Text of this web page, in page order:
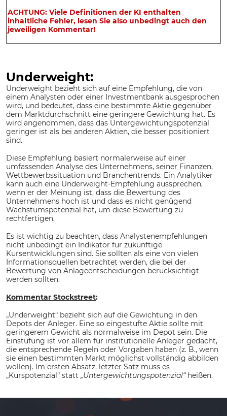
ACHTUNG: Viele Definitionen der KI enthalten
inhaltliche Fehler, lesen Sie also unbedingt auch den
jeweiligen Kommentar!
Underweight:
Underweight bezieht sich auf eine Empfehlung, die von
einem Analysten oder einer Investmentbank ausgesprochen
wird, und bedeutet, dass eine bestimmte Aktie gegenüber
dem Marktdurchschnitt eine geringere Gewichtung hat. Es
wird angenommen, dass das Untergewichtungspotenzial
geringer ist als bei anderen Aktien, die besser positioniert
sind.
Diese Empfehlung basiert normalerweise auf einer
umfassenden Analyse des Unternehmens, seiner Finanzen,
Wettbewerbssituation und Branchentrends. Ein Analytiker
kann auch eine Underweight-Empfehlung aussprechen,
wenn er der Meinung ist, dass die Bewertung des
Unternehmens hoch ist und dass es nicht genügend
Wachstumspotenzial hat, um diese Bewertung zu
rechtfertigen.
Es ist wichtig zu beachten, dass Analystenempfehlungen
nicht unbedingt ein Indikator für zukünftige
Kursentwicklungen sind. Sie sollten als eine von vielen
Informationsquellen betrachtet werden, die bei der
Bewertung von Anlageentscheidungen berücksichtigt
werden sollten.
Kommentar Stockstreet:
„Underweight“ bezieht sich auf die Gewichtung in den
Depots der Anleger. Eine so eingestufte Aktie sollte mit
geringerem Gewicht als normalweise im Depot sein. Die
Einstufung ist vor allem für institutionelle Anleger gedacht,
die entsprechende Regeln oder Vorgaben haben (z. B., wenn
sie einen bestimmten Markt möglichst vollständig abbilden
wollen). Im ersten Absatz, letzter Satz muss es
„Kurspotenzial“ statt „Untergewichtungspotenzial“heißen.